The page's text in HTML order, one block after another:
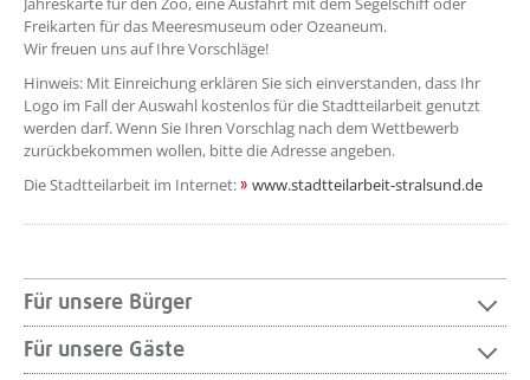
Freikarten für das Meeresmuseum oder Ozeaneum.
Wir freuen uns auf Ihre Vorschläge!
Hinweis: Mit Einreichung erklären Sie sich einverstanden, dass Ihr
Logo im Fall der Auswahl kostenlos für die Stadtteilarbeit genutzt
werden darf. Wenn Sie Ihren Vorschlag nach dem Wettbewerb
zurückbekommen wollen, bitte die Adresse angeben.
Die Stadtteilarbeit im Internet:
www.stadtteilarbeit-stralsund.de
Für unsere Bürger
Für unsere Gäste